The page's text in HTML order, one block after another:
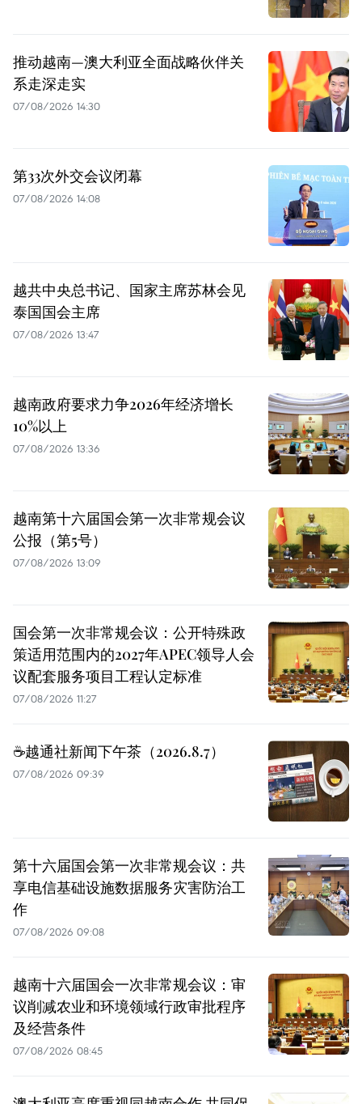
推动越南—澳大利亚全面战略伙伴关
系走深走实
07/08/2026 14:30
第33次外交会议闭幕
07/08/2026 14:08
越共中央总书记、国家主席苏林会见
泰国国会主席
07/08/2026 13:47
越南政府要求力争2026年经济增长
10%以上
07/08/2026 13:36
越南第十六届国会第一次非常规会议
公报（第5号）
07/08/2026 13:09
国会第一次非常规会议：公开特殊政
策适用范围内的2027年APEC领导人会
议配套服务项目工程认定标准
07/08/2026 11:27
☕️越通社新闻下午茶（2026.8.7）
07/08/2026 09:39
第十六届国会第一次非常规会议：共
享电信基础设施数据服务灾害防治工
作
07/08/2026 09:08
越南十六届国会一次非常规会议：审
议削减农业和环境领域行政审批程序
及经营条件
07/08/2026 08:45